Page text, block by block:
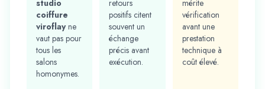
studio
coiffure
viroflayne
vaut pas pour
tous les
salons
homonymes.
retours
positifs citent
souvent un
échange
précis avant
exécution.
mérite
vérification
avant une
prestation
technique à
coût élevé.